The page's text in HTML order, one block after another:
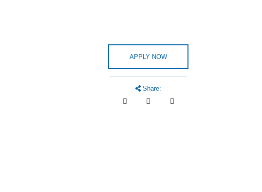
APPLY NOW
Share: